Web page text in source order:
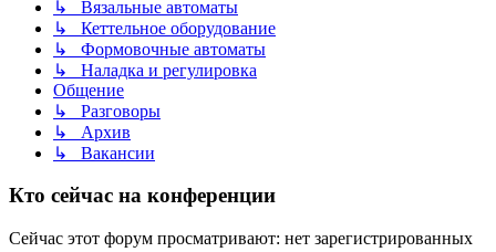
↳ Вязальные автоматы
↳ Кеттельное оборудование
↳ Формовочные автоматы
↳ Наладка и регулировка
Общение
↳ Разговоры
↳ Архив
↳ Вакансии
Кто сейчас на конференции
Сейчас этот форум просматривают: нет зарегистрированных